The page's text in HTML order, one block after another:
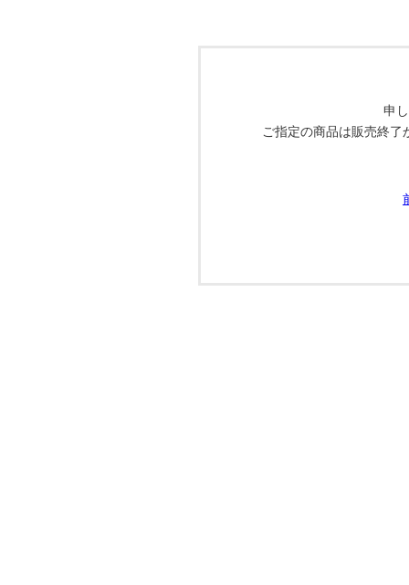
申
ご指定の商品は販売終